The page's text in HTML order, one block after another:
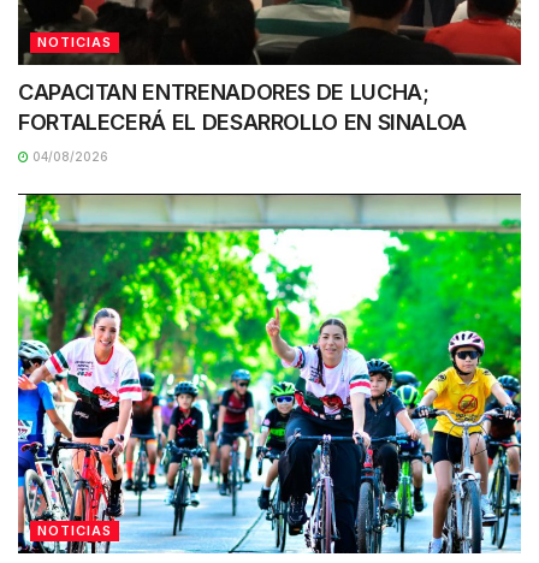
NOTICIAS
CAPACITAN ENTRENADORES DE LUCHA;
FORTALECERÁ EL DESARROLLO EN SINALOA
04/08/2026
NOTICIAS